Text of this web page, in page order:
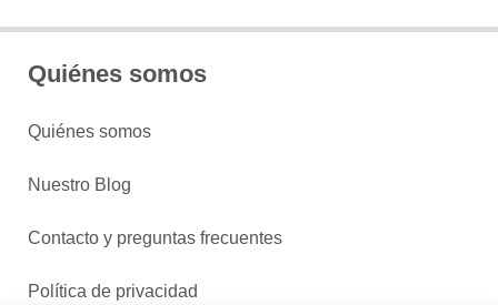
Quiénes somos
Quiénes somos
Nuestro Blog
Contacto y preguntas frecuentes
Política de privacidad